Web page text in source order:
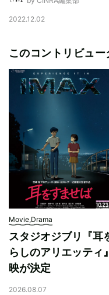
2022.12.02
このコントリビュ
Movie,Drama
スタジオジブリ『耳
らしのアリエッティ
映が決定
2026.08.07